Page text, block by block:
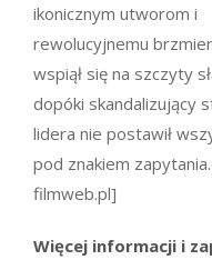
ikonicznym utworom i
rewolucyjnemu
wspiął się na szczyty
dopóki skandalizujący
lidera nie postawił
pod znakiem
filmweb.pl]
Więcej informacji i